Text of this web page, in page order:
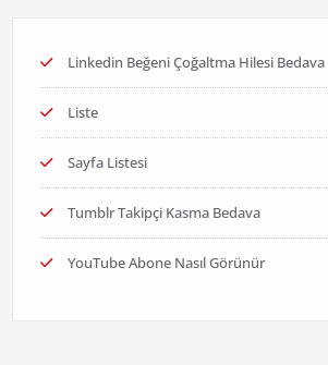
Linkedin Beğeni Çoğaltma Hilesi Bedava
Liste
Sayfa Listesi
Tumblr Takipçi Kasma Bedava
YouTube Abone Nasıl Görünür